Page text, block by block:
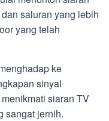
saluran yang lebih
yang telah
ke
sinyal
siaran TV
sangat jernih.